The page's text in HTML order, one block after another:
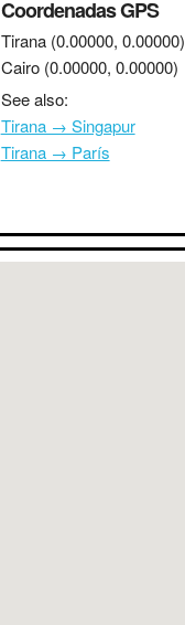
Coordenadas GPS
Tirana (0.00000, 0.00000)
Cairo (0.00000, 0.00000)
See also:
Tirana → Singapur
Tirana → París